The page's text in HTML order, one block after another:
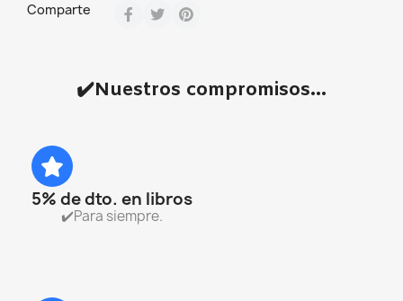
Comparte
✔️Nuestros compromisos...
5% de dto. en libros
✔️Para siempre.